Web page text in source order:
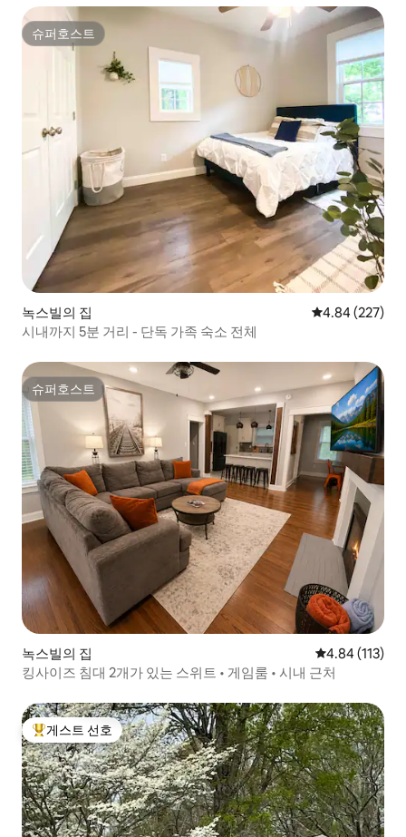
슈퍼호스트
슈퍼호스트
녹스빌의 집 평점 4.84점(5
4.84 (227)
시내까지 5분 거리 - 단독 가족 숙소 전체
슈퍼호스트
슈퍼호스트
녹스빌의 집 평점 4.84점(5
4.84 (113)
킹사이즈 침대 2개가 있는 스위트 • 게임룸 • 시내 근처
상위 게스트 선호
게스트 선호